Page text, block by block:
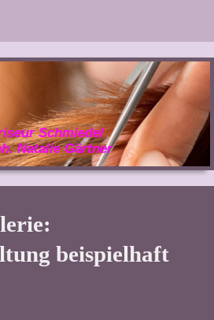
Schmiedel
Natalie Gärtner
beispielhaft